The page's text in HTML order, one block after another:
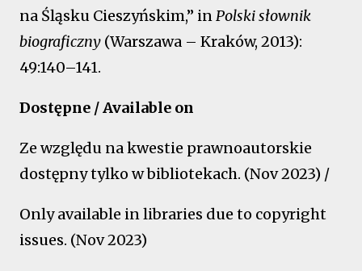
na Śląsku Cieszyńskim,” inPolski słownik
biograficzny (Warszawa – Kraków, 2013):
49:140–141.
Dostępne / Available on
Ze względu na kwestie prawnoautorskie
dostępny tylko w bibliotekach. (Nov 2023) /
Only available in libraries due to copyright
issues. (Nov 2023)